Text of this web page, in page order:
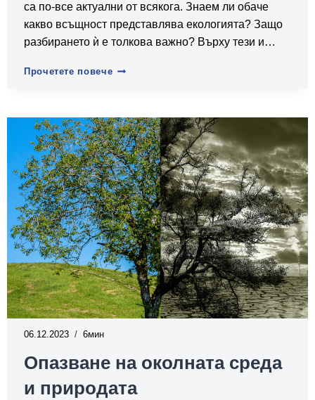
са по-все актуални от всякога. Знаем ли обаче
какво всъщност представлява екологията? Защо
разбирането ѝ е толкова важно? Върху тези и…
Прочетете повечеКакво
06.12.2023 6
Опазване на околната среда
и природата